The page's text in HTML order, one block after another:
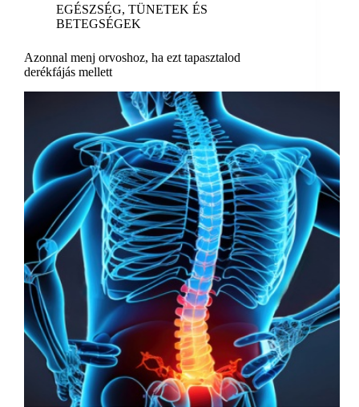
EGÉSZSÉG, TÜNETEK ÉS
BETEGSÉGEK
Azonnal menj orvoshoz, ha ezt tapasztalod
derékfájás mellett